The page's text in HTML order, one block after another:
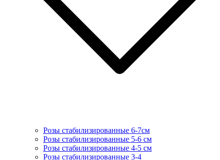
Розы стабилизированные 6-7см
Розы стабилизированные 5-6 см
Розы стабилизированные 4-5 см
Розы стабилизированные 3-4